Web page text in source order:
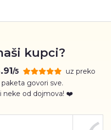
kupci?
/5
uz preko
govori sve.
neke od dojmova! ❤️